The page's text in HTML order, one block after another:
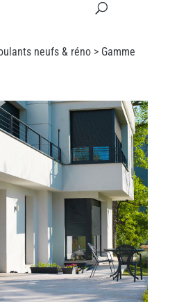
neufs & réno > Gamme